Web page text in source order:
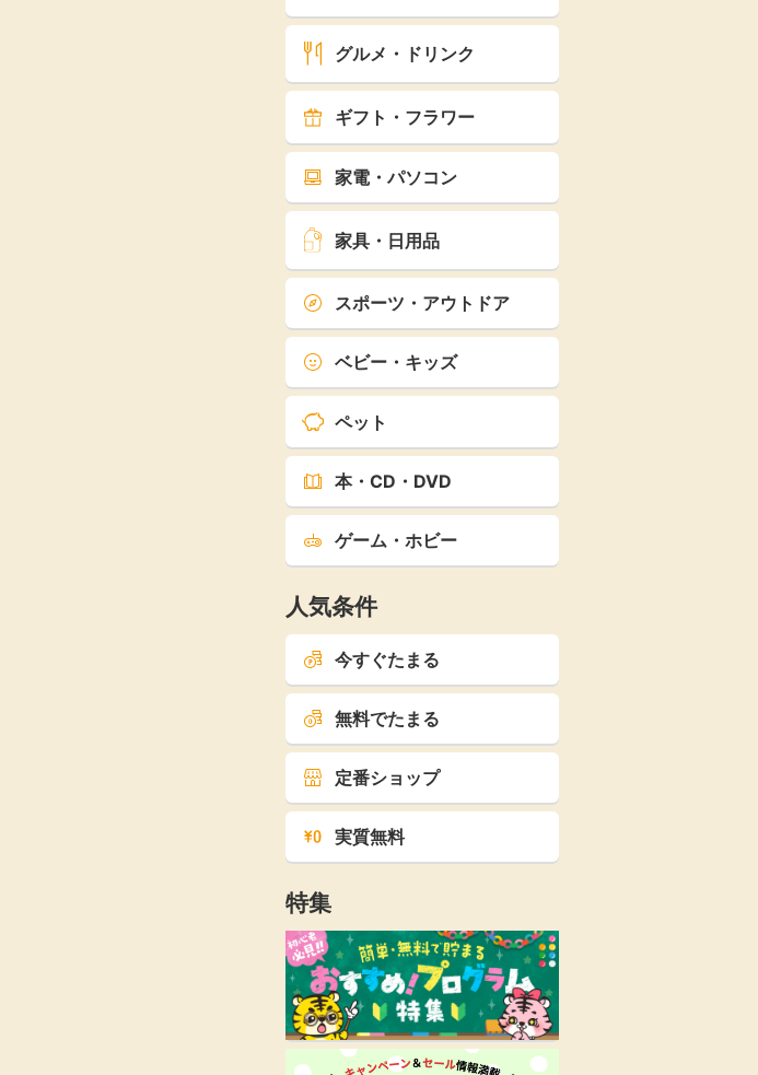
グルメ・ドリンク
ギフト・フラワー
家電・パソコン
家具・日用品
スポーツ・アウトドア
ベビー・キッズ
ペット
本・CD・DVD
ゲーム・ホビー
人気条件
今すぐたまる
無料でたまる
定番ショップ
実質無料
特集